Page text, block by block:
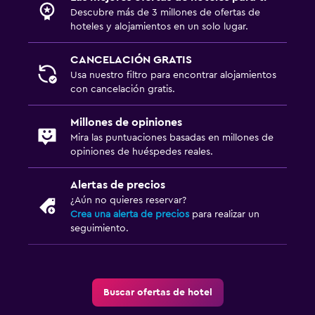
La comida se puede entregar en el alojamiento
Estacionamiento y transporte
Estacionamiento gratuito
Estacionamiento privado
Servicio de traslado (cargo adicional)
Sistema de entretenimiento
Sala de estar/TV compartida
Descubre más de 3 millones de ofertas de
hoteles y alojamientos en un solo lugar.
CANCELACIÓN GRATIS
Usa nuestro filtro para encontrar alojamientos
con cancelación gratis.
Millones de opiniones
Mira las puntuaciones basadas en millones de
opiniones de huéspedes reales.
Alertas de precios
¿Aún no quieres reservar?
Crea una alerta de precios para realizar un
seguimiento.
Buscar ofertas de hotel